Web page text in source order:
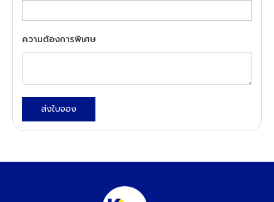
ความต้องการพิเศษ
ส่งใบจอง